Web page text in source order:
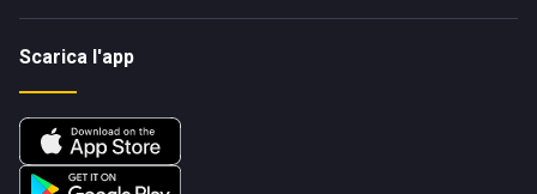
Scarica l'app